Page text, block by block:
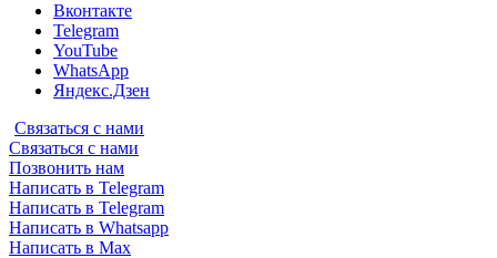
Вконтакте
Telegram
YouTube
WhatsApp
Яндекс.Дзен
Связаться с нами
Связаться с нами
Позвонить нам
Написать в Telegram
Написать в Telegram
Написать в Whatsapp
Написать в Max